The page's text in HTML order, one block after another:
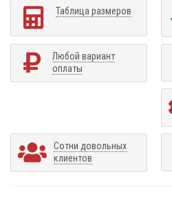
Таблица размеров
Любой вариант
оплаты
Сотни довольных
клиентов